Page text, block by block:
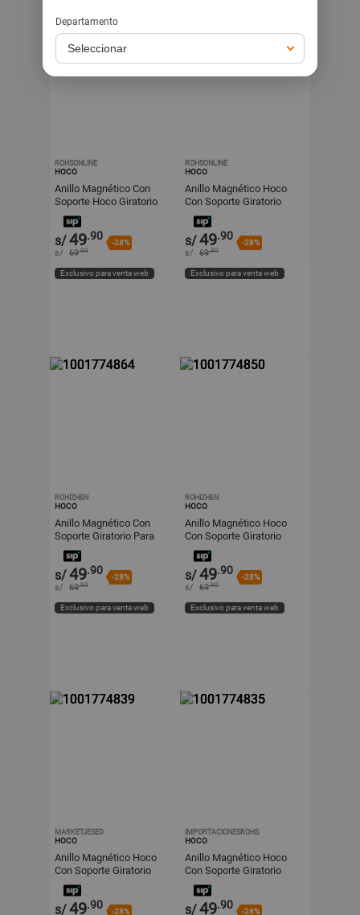
ROHSONLINE
HOCO
Anillo Magnético Con
Soporte Hoco Giratorio
Para Celular
s/49.90
-28%
s/ 69.90
Exclusivo para venta web
ROHSONLINE
HOCO
Anillo Magnético Hoco
Con Soporte Giratorio
Para Celular
s/49.90
-28%
s/ 69.90
Exclusivo para venta web
ROHIZHEN
HOCO
Anillo Magnético Con
Soporte Giratorio Para
Celular Hoco
s/49.90
-28%
s/ 69.90
Exclusivo para venta web
ROHIZHEN
HOCO
Anillo Magnético Hoco
Con Soporte Giratorio
Para Celular
s/49.90
-28%
s/ 69.90
Exclusivo para venta web
MARKETJESED
HOCO
Anillo Magnético Hoco
Con Soporte Giratorio
Para Celular
s/49.90
-28%
IMPORTACIONESROHS
HOCO
Anillo Magnético Hoco
Con Soporte Giratorio
Para Celular
s/49.90
-28%
Departamento